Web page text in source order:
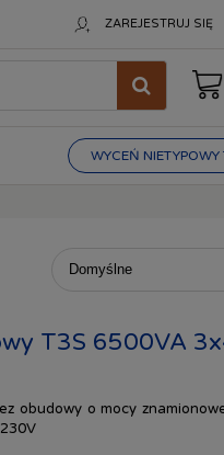
ZAREJESTRUJ SIĘ
WYCEŃ
T3S 6500VA
obudowy o mocy